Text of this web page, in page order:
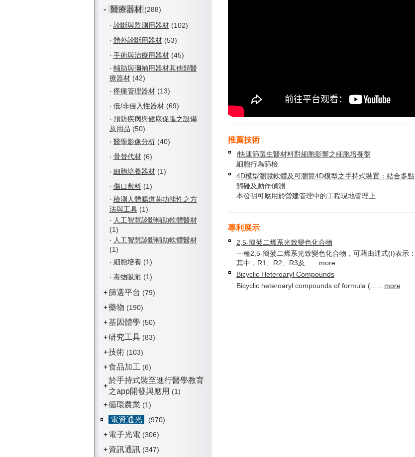
- 醫療器材 (288)
‧ 診斷與監測用器材(102)
‧ 體外診斷用器材(53)
‧ 手術與治療用器材(45)
‧ 輔助與彌補用器材其他類醫
療器材(42)
‧ 疼痛管理器材(13)
‧ 低/非侵入性器材(69)
‧ 預防疾病與健康促進之設備
及用品 (50)
‧ 醫學影像分析(40)
‧ 骨替代材(6)
‧ 細胞培養器材(1)
‧ 傷口敷料(1)
‧ 檢測人體腸道菌功能性之方
法與工具(1)
‧ 人工智慧診斷輔助軟體醫材
(1)
‧ 人工智慧診斷輔助軟體醫材
(1)
‧ 細胞培養 (1)
‧ 毒物吸附(1)
+篩選平台 (79)
+藥物 (190)
+基因體學 (50)
+研究工具(83)
+技術(103)
+食品加工 (6)
+
於手持式裝至進行醫學教育
之app開發與應用 (1)
+循環農業 (1)
電資通光
(970)
+ 電子光電 (306)
+ 資訊通訊(347)
推薦技術
|快速篩選生醫材料對細胞影響之細胞培養盤
細胞行為篩檢
4D模型瀏覽軟體及可瀏覽4D模型之手持式裝置：結合多點
觸碰及動作偵測
本發明可應用於營建管理中的工程現地管理上
專利展示
2,5-簡菠二烯系光致變色化合物
一種2,5-簡菠二烯系光致變色化合物，可藉由通式(I)表示：
其中，R1、R2、R3及...... more
Bicyclic Heteroaryl Compounds
Bicyclic heteroaryl compounds of formula (...... more